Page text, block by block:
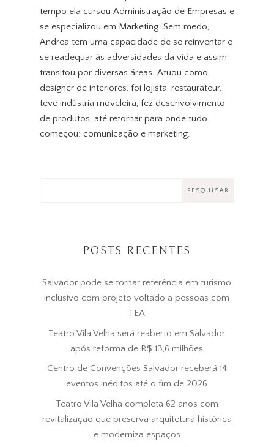
tempo ela cursou Administração de Empresas e
se especializou em Marketing. Sem medo,
Andrea tem uma capacidade de se reinventar e
se readequar às adversidades da vida e assim
transitou por diversas áreas. Atuou como
designer de interiores, foi lojista, restaurateur,
teve indústria moveleira, fez desenvolvimento
de produtos, até retornar para onde tudo
começou: comunicação e marketing.
POSTS RECENTES
Salvador pode se tornar referência em turismo
inclusivo com projeto voltado a pessoas com
TEA
Teatro Vila Velha será reaberto em Salvador
após reforma de R$ 13,6 milhões
Centro de Convenções Salvador receberá 14
eventos inéditos até o fim de 2026
Teatro Vila Velha completa 62 anos com
revitalização que preserva arquitetura histórica
e moderniza espaços